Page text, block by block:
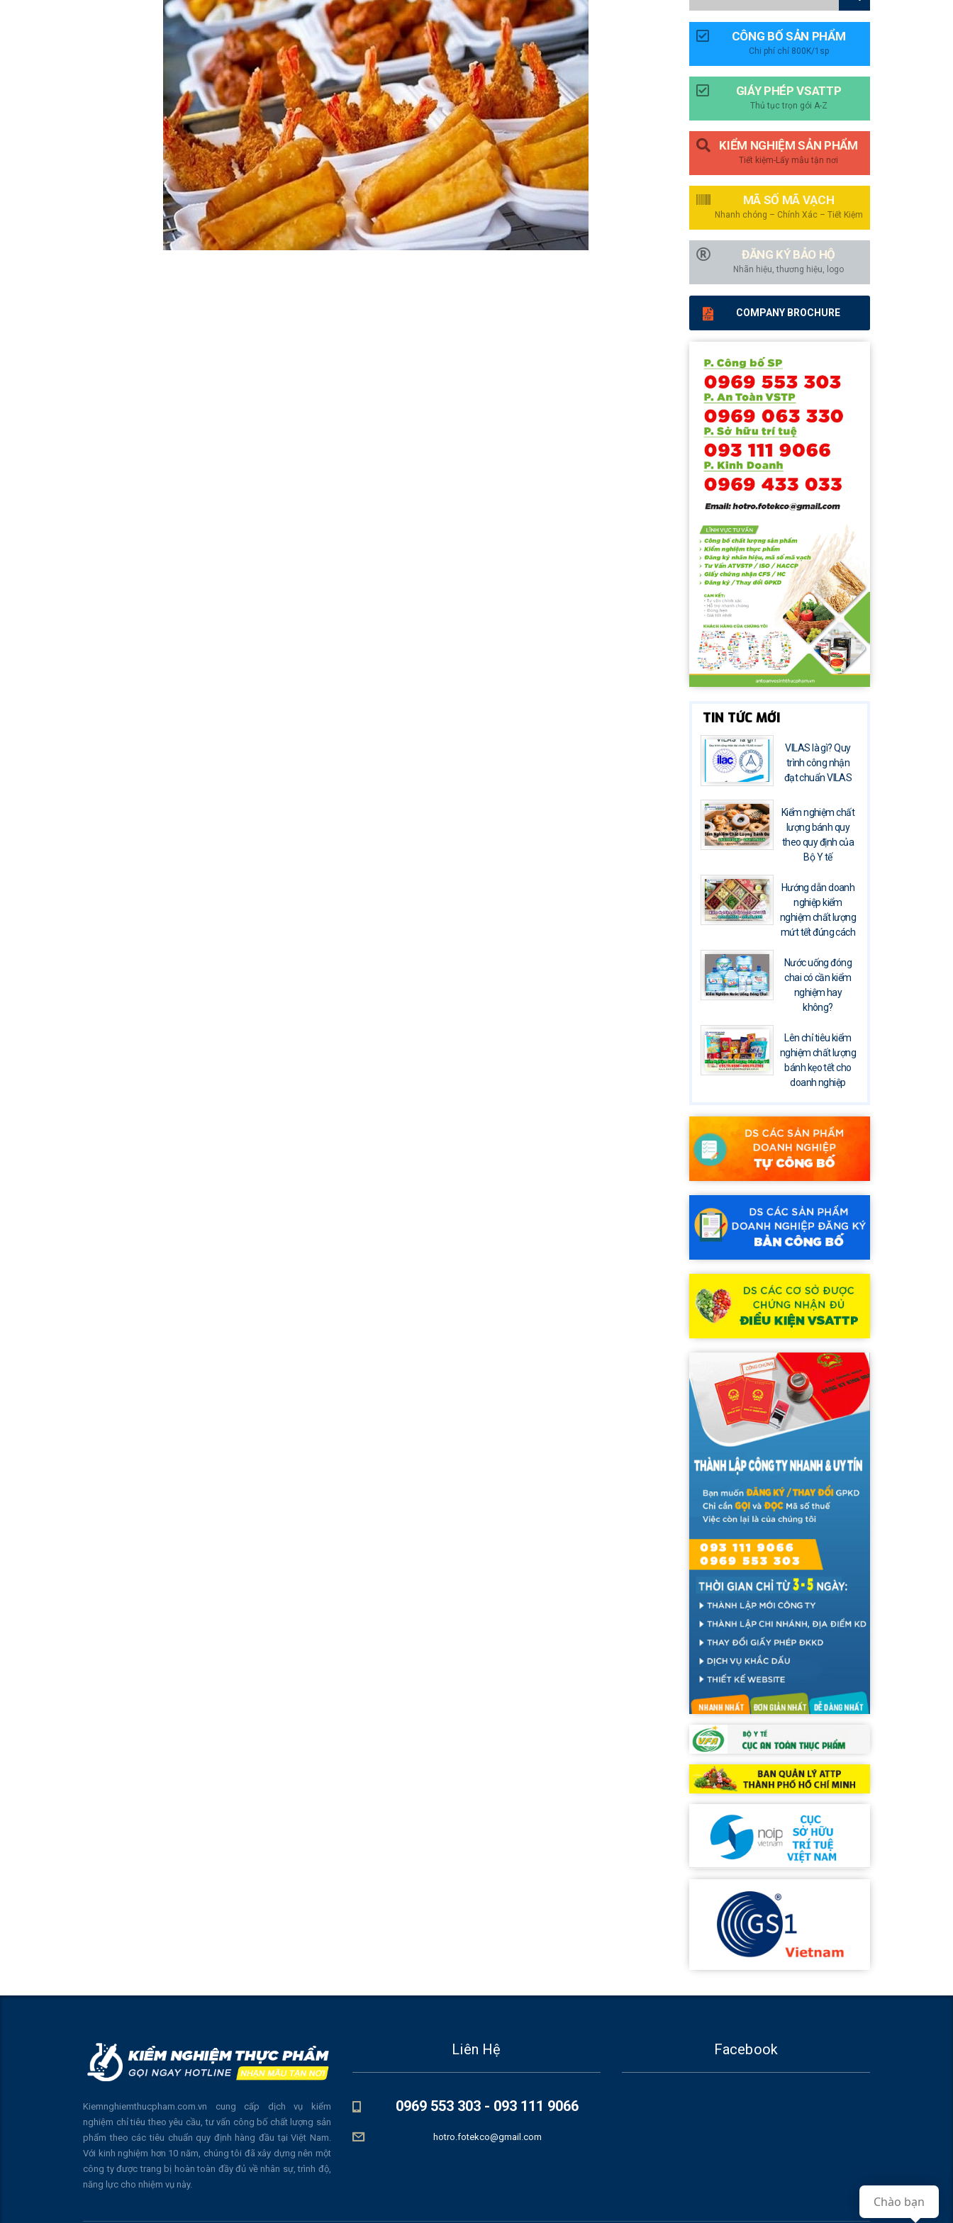
CÔNG BỐ SẢN PHẨM
Chi phí chỉ 800K/1sp
GIÁY PHÉP VSATTP
Thủ tục trọn gói A-Z
KIỂM NGHIỆM SẢN PHẨM
Tiết kiệm-Lấy mẫu tận nơi
MÃ SỐ MÃ VẠCH
Nhanh chóng – Chính Xác – Tiết Kiệm
ĐĂNG KÝ BẢO HỘ
Nhãn hiệu, thương hiệu, logo
COMPANY BROCHURE
TIN TỨC MỚI
VILAS là gì? Quy
trình công nhận
đạt chuẩn VILAS
Kiểm nghiệm chất
lượng bánh quy
theo quy định của
Bộ Y tế
Hướng dẫn doanh
nghiệp kiểm
nghiệm chất lượng
mứt tết đúng cách
Nước uống đóng
chai có cần kiểm
nghiệm hay
không?
Lên chỉ tiêu kiểm
nghiệm chất lượng
bánh kẹo tết cho
doanh nghiệp
Kiemnghiemthucpham.com.vn cung cấp dịch vụ kiểm
nghiệm chỉ tiêu theo yêu cầu, tư vấn công bố chất lượng sản
phẩm theo các tiêu chuẩn quy định hàng đầu tại Việt Nam.
Với kinh nghiệm hơn 10 năm, chúng tôi đã xây dựng nên một
công ty được trang bị hoàn toàn đầy đủ về nhân sự, trình độ,
năng lực cho nhiệm vụ này.
Liên Hệ
0969 553 303 - 093 111 9066
hotro.fotekco@gmail.com
Facebook
Chào bạn